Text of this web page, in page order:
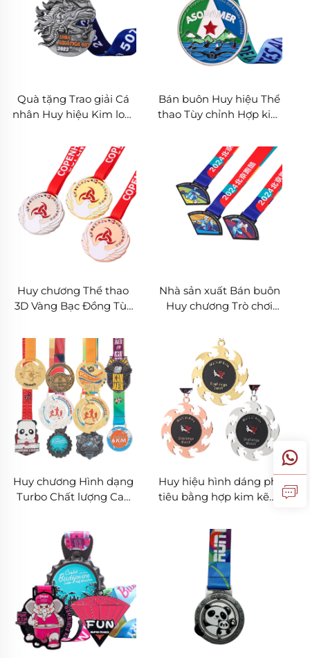
Quà tặng Trao giải Cá
nhân Huy hiệu Kim loại
Huy chương Bóng đá
Vàng Vô địch Thể thao
Bán buôn Huy hiệu Thể
thao Tùy chỉnh Hợp kim
Judo Taekwondo Huy
chương Kim loại
Huy chương Thể thao
3D Vàng Bạc Đồng Tùy
Huy chương Jiu Jitsu
Judo Kung Fu Karate
Taekwondo
Nhà sản xuất Bán buôn
Huy chương Trò chơi
giải Bóng đá Chạy
Marathon Kim loại
Trống Có Ruy băng
Huy chương Hình dạng
Turbo Chất lượng Cao
lượng Cao Có Dây đeo
Huy hiệu hình dáng phi
tiêu bằng hợp kim kẽm
chọn theo thiết kế riêng
- Giải thưởng kim loại -
Huy hiệu võ thuật, kung
fu